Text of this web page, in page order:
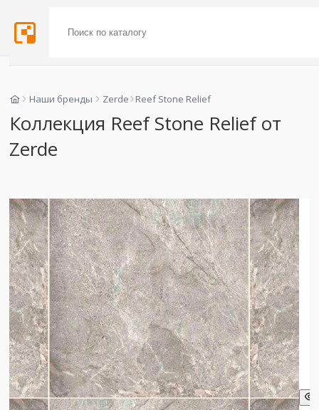
Наши бренды Zerde Reef Stone Relief
Коллекция Reef Stone Relief от
Zerde